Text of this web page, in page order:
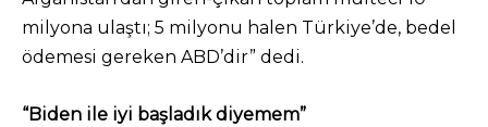
milyona ulaştı; 5 milyonu halen Türkiye’de, bedel
ödemesi gereken ABD’dir” dedi.
“Biden ile iyi başladık diyemem”